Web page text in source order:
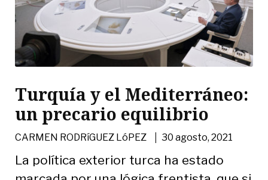
Turquía y el Mediterráneo:
un precario equilibrio
CARMEN RODRíGUEZ LóPEZ |30 agosto, 2021
La política exterior turca ha estado